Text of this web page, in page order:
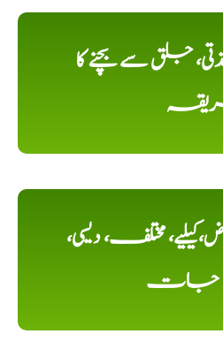
جلق سے بچنے کا
مختلف، دیسی،
جات